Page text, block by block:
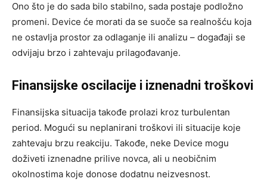
Ono što je do sada bilo stabilno, sada postaje podložno
promeni. Device će morati da se suoče sa realnošću koja
ne ostavlja prostor za odlaganje ili analizu – događaji se
odvijaju brzo i zahtevaju prilagođavanje.
Finansijske oscilacije i iznenadni troškovi
Finansijska situacija takođe prolazi kroz turbulentan
period. Mogući su neplanirani troškovi ili situacije koje
zahtevaju brzu reakciju. Takođe, neke Device mogu
doživeti iznenadne prilive novca, ali u neobičnim
okolnostima koje donose dodatnu neizvesnost.